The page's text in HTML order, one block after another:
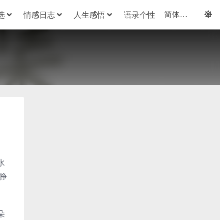
情感日志 人生感悟 语录个性